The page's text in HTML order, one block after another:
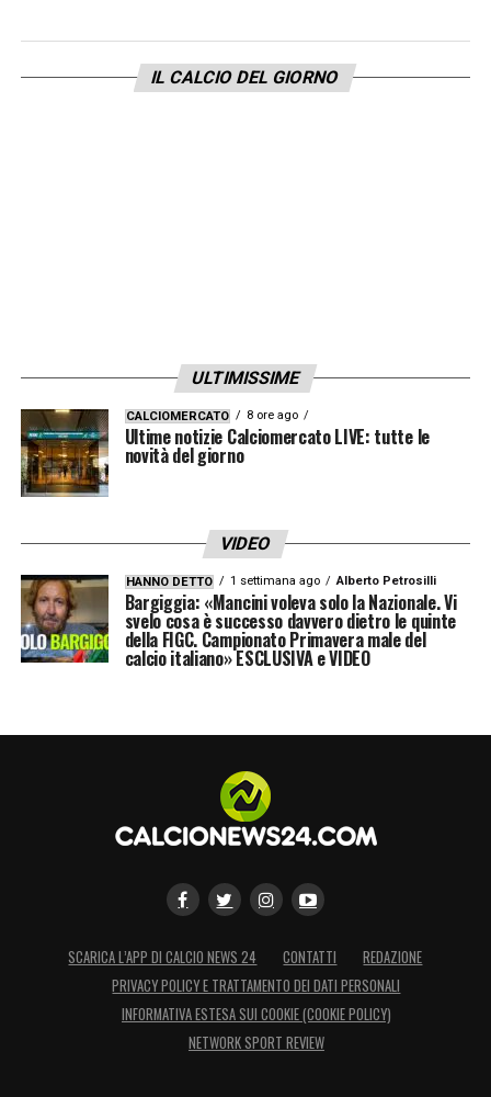
Calhanoglu.
IL CALCIO DEL GIORNO
ULTIMISSIME
CALCIOMERCATO 8 ore ago
Ultime notizie Calciomercato LIVE: tutte le
novità del giorno
VIDEO
HANNO DETTO 1 settimana ago Alberto Petrosilli
Bargiggia: «Mancini voleva solo la Nazionale. Vi
svelo cosa è successo davvero dietro le quinte
della FIGC. Campionato Primavera male del
calcio italiano» ESCLUSIVA e VIDEO
SCARICA L’APP DI CALCIO NEWS 24 CONTATTI
REDAZIONE
PRIVACY POLICY E TRATTAMENTO DEI DATI PERSONALI
INFORMATIVA ESTESA SUI COOKIE (COOKIE POLICY)
NETWORK SPORT REVIEW